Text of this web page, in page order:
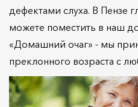
дефектами слуха. В Пензе
можете поместить в наш
«Домашний очаг» - мы
преклонного возраста с